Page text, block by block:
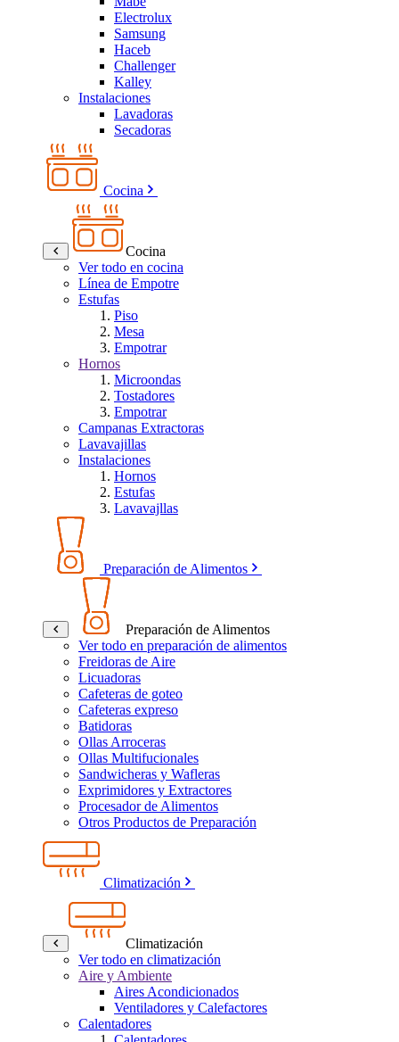
Electrolux
Samsung
Haceb
Challenger
Kalley
Instalaciones
Lavadoras
Secadoras
Cocina
Cocina
Ver todo en cocina
Línea de Empotre
Estufas
Piso
Mesa
Empotrar
Hornos
Microondas
Tostadores
Empotrar
Campanas Extractoras
Lavavajillas
Instalaciones
Hornos
Estufas
Lavavajllas
Preparación de Alimentos
Preparación de Alimentos
Ver todo en preparación de alimentos
Freidoras de Aire
Licuadoras
Cafeteras de goteo
Cafeteras expreso
Batidoras
Ollas Arroceras
Ollas Multifucionales
Sandwicheras y Wafleras
Exprimidores y Extractores
Procesador de Alimentos
Otros Productos de Preparación
Climatización
Climatización
Ver todo en climatización
Aire y Ambiente
Aires Acondicionados
Ventiladores y Calefactores
Calentadores